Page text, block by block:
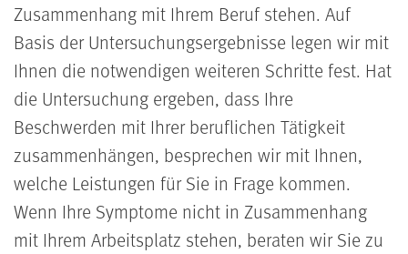
Zusammenhang mit Ihrem Beruf stehen. Auf
Basis der Untersuchungsergebnisse legen wir mit
Ihnen die notwendigen weiteren Schritte fest. Hat
die Untersuchung ergeben, dass Ihre
Beschwerden mit Ihrer beruflichen Tätigkeit
zusammenhängen, besprechen wir mit Ihnen,
welche Leistungen für Sie in Frage kommen.
Wenn Ihre Symptome nicht in Zusammenhang
mit Ihrem Arbeitsplatz stehen, beraten wir Sie zu